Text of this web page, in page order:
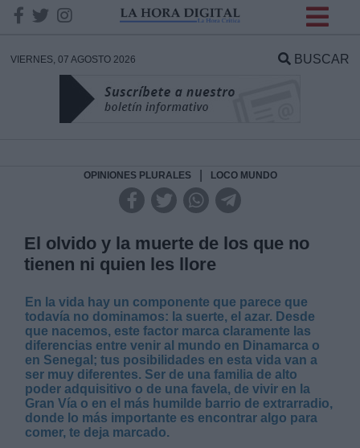
VIERNES, 07 AGOSTO 2026 BUSCAR
OPINIONES PLURALES LOCO MUNDO
El olvido y la muerte de los que no
tienen ni quien les llore
En la vida hay un componente que parece que
todavía no dominamos: la suerte, el azar. Desde
que nacemos, este factor marca claramente las
diferencias entre venir al mundo en Dinamarca o
en Senegal; tus posibilidades en esta vida van a
ser muy diferentes. Ser de una familia de alto
poder adquisitivo o de una favela, de vivir en la
Gran Vía o en el más humilde barrio de extrarradio,
donde lo más importante es encontrar algo para
comer, te deja marcado.
DATOS
Responsable:
Destinatarios: